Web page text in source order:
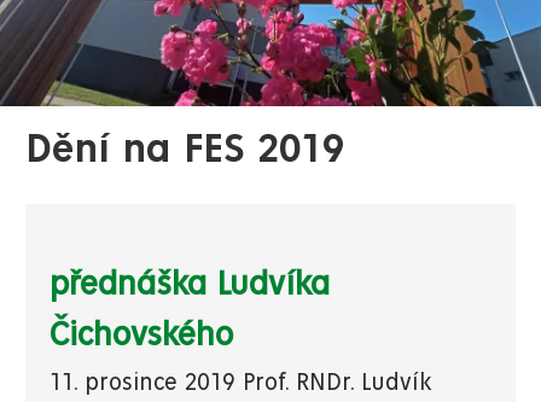
Dění na FES 2019
přednáška Ludvíka
Čichovského
11. prosince 2019 Prof. RNDr. Ludvík